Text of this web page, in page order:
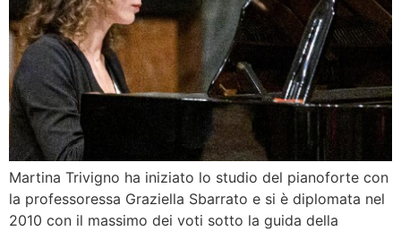
Martina Trivigno ha iniziato lo studio del pianoforte con
la professoressa Graziella Sbarrato e si è diplomata nel
2010 con il massimo dei voti sotto la guida della